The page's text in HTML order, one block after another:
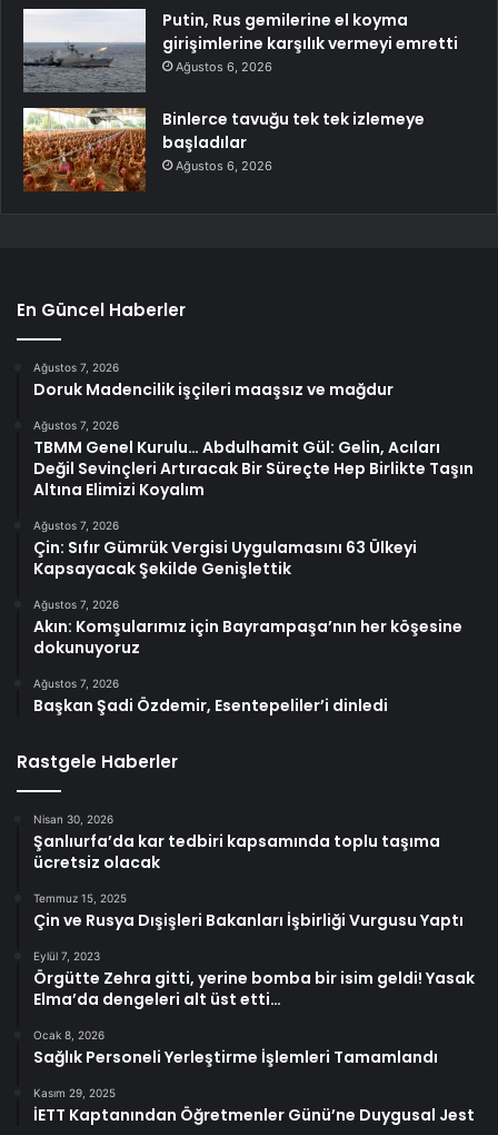
Putin, Rus gemilerine el koyma
girişimlerine karşılık vermeyi emretti
Ağustos 6, 2026
Binlerce tavuğu tek tek izlemeye
başladılar
Ağustos 6, 2026
En Güncel Haberler
Ağustos 7, 2026
Doruk Madencilik işçileri maaşsız ve mağdur
Ağustos 7, 2026
TBMM Genel Kurulu… Abdulhamit Gül: Gelin, Acıları
Değil Sevinçleri Artıracak Bir Süreçte Hep Birlikte Taşın
Altına Elimizi Koyalım
Ağustos 7, 2026
Çin: Sıfır Gümrük Vergisi Uygulamasını 63 Ülkeyi
Kapsayacak Şekilde Genişlettik
Ağustos 7, 2026
Akın: Komşularımız için Bayrampaşa’nın her köşesine
dokunuyoruz
Ağustos 7, 2026
Başkan Şadi Özdemir, Esentepeliler’i dinledi
Rastgele Haberler
Nisan 30, 2026
Şanlıurfa’da kar tedbiri kapsamında toplu taşıma
ücretsiz olacak
Temmuz 15, 2025
Çin ve Rusya Dışişleri Bakanları İşbirliği Vurgusu Yaptı
Eylül 7, 2023
Örgütte Zehra gitti, yerine bomba bir isim geldi! Yasak
Elma’da dengeleri alt üst etti…
Ocak 8, 2026
Sağlık Personeli Yerleştirme İşlemleri Tamamlandı
Kasım 29, 2025
İETT Kaptanından Öğretmenler Günü’ne Duygusal Jest